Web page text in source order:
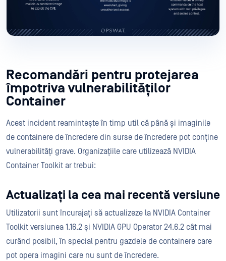
Recomandări pentru protejarea
împotriva vulnerabilităților
Container
Acest incident reamintește în timp util că până și imaginile
de containere de încredere din surse de încredere pot conține
vulnerabilități grave. Organizațiile care utilizează NVIDIA
Container Toolkit ar trebui:
Actualizați la cea mai recentă versiune
Utilizatorii sunt încurajați să actualizeze la NVIDIA Container
Toolkit versiunea 1.16.2 și NVIDIA GPU Operator 24.6.2 cât mai
curând posibil, în special pentru gazdele de containere care
pot opera imagini care nu sunt de încredere.